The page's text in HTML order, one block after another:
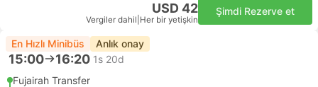
USD 42
Vergiler dahil Her bir yetişkin
Şimdi Rezerve et
En Hızlı Minibüs Anlık onay
15:00 16:20 1s 20d
Fujairah Transfer